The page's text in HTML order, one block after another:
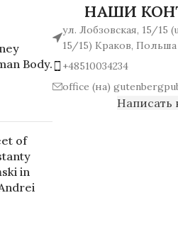
Body.
of
in
НАШИ
ул. Лобзовская, 15/15
15/15) Краков, Польша
+48510034234
office (на)
Написать